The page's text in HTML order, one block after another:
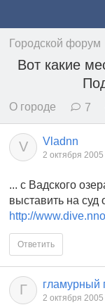
Городской форум
Вот какие
О городе 7
V Vladnn
2 октября 2005
... с Вадского
выставить на суд
http://
Ответить
Г гламурный
2 октября 2005